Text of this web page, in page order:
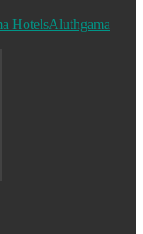
HotelsAluthgama